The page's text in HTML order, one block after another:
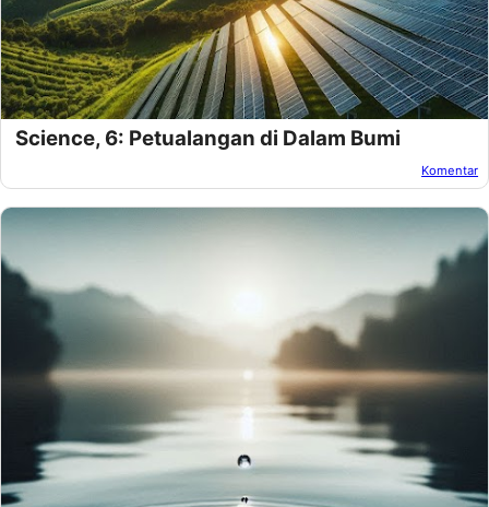
Oleh:Amnan Faza Pada:November 17, 2024
Science, 6: Petualangan di Dalam Bumi